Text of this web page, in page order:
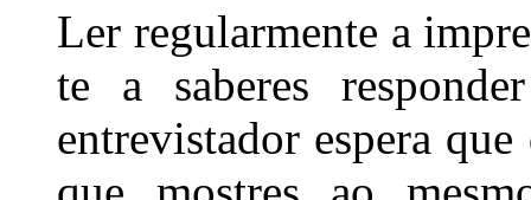
Ler regularmente a
te a saberes
entrevistador espera